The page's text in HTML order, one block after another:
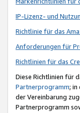
IP-Lizenz- und
Richtlinie für das
Anforderungen für
Richtlinien für das
Diese Richtlinien für
Partnerprogramm; in
der Vereinbarung
Partnerprogramm